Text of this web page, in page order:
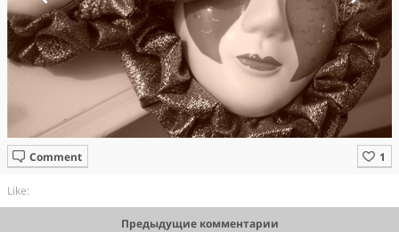
Comment
Like:
Предыдущие комментарии